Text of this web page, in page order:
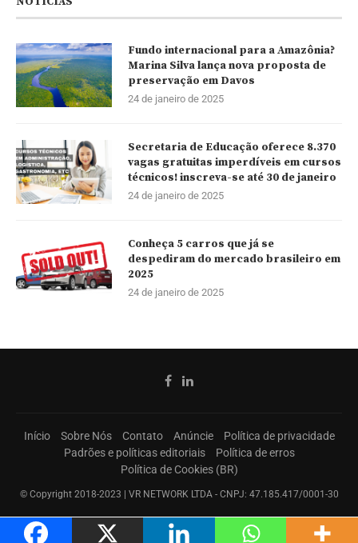
Fundo internacional para a Amazônia?
Marina Silva lança nova proposta de
preservação em Davos
24 de janeiro de 2025
Secretaria de Educação oferece 8.370
vagas gratuitas imperdíveis em cursos
técnicos! inscreva-se até 30 de janeiro
24 de janeiro de 2025
Conheça 5 carros que já se
despediram do mercado brasileiro em
2025
24 de janeiro de 2025
Início Sobre Nós Contato Anúncie
Política de privacidade
Padrões e políticas editoriais
Política de erros
Política de Cookies (BR)
© Copyright 2018-2023 | VR NETWORK LTDA - CNPJ: 47.185.417/0001-30